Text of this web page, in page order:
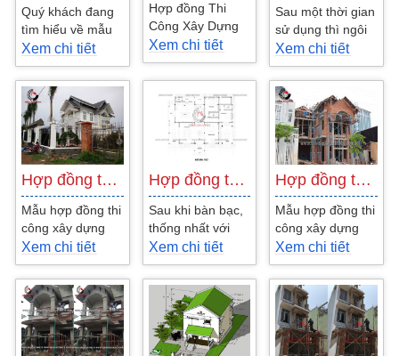
Quý khách đang
tìm hiểu về mẫu
hợp đồng thiết kế
kế nhà phố, có
thể tham khảo
mẫu...
Xem chi tiết
Hợp đồng Thi
Công Xây Dựng
Phần Thô Và
Phần Hoàn Thiện
Công Ty Thiết Kế
Xây Dựng Kiến...
Xem chi tiết
Sau một thời gian
sử dụng thì ngôi
nhà của chúng ta
sẽ dần xuống cấp
theo thời gian
như...
Xem chi tiết
Hợp đồng thi công biệt thự chị linh
Mẫu hợp đồng thi
công xây dựng
mới công trình
nhà ở - Công ty
Kiến An Vinh
cung cấp mẫu...
Xem chi tiết
Hợp đồng thiết kế Nhà Phố Anh Dũng
Sau khi bàn bạc,
thống nhất với
chủ đầu tư về
hình thức và nội
dung công việc,
về...
Xem chi tiết
Hợp đồng thi công Nhà phố 1 mặt tiền…
Mẫu hợp đồng thi
công xây dựng
mới công trình
nhà ở - Công ty
Kiến An Vinh
cung cấp mẫu...
Xem chi tiết